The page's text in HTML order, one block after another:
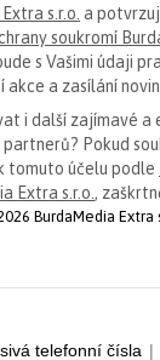
s.r.o. a
soukromí
s Vašimi údaji
a zasílání
i další zajímavé a
Pokud
tomuto účelu podle
Extra s.r.o. ,
BurdaMedia Extra
telefonní čísla |